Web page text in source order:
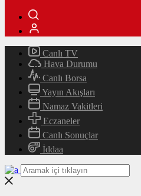
Canlı TV
Hava Durumu
Canlı Borsa
Yayın Akışları
Namaz Vakitleri
Eczaneler
Canlı Sonuçlar
İddaa